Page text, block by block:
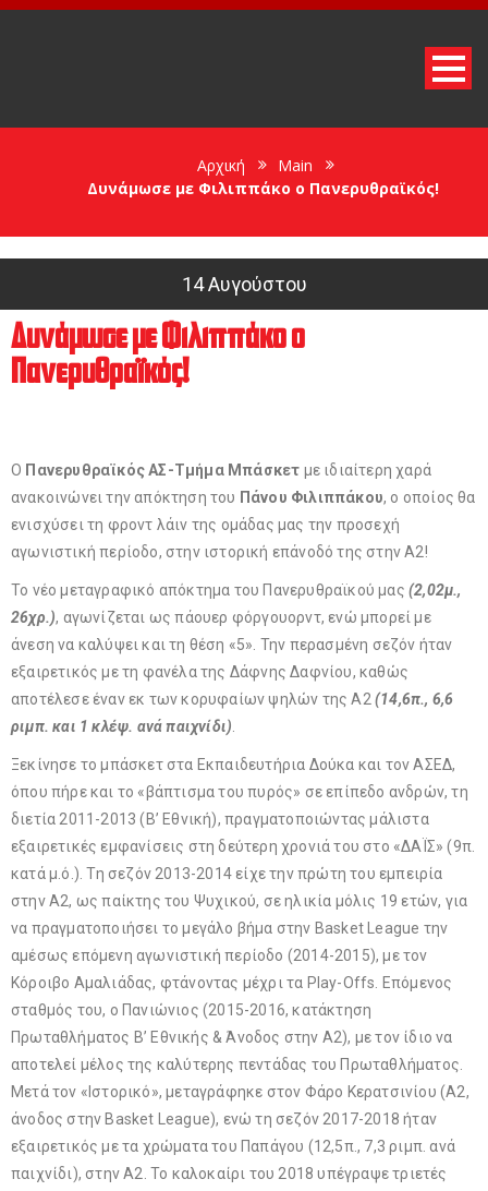
Αρχική
Main
Δυνάμωσε με Φιλιππάκο ο Πανερυθραϊκός!
14 Αυγούστου
Δυνάμωσε με Φιλιππάκο ο
Πανερυθραϊκός!
Ο Πανερυθραϊκός ΑΣ-Τμήμα Μπάσκετ με ιδιαίτερη χαρά
ανακοινώνει την απόκτηση του Πάνου Φιλιππάκου, ο οποίος θα
ενισχύσει τη φροντ λάιν της ομάδας μας την προσεχή
αγωνιστική περίοδο, στην ιστορική επάνοδό της στην Α2!
Το νέο μεταγραφικό απόκτημα του Πανερυθραϊκού μας(2,02μ.,
26χρ.), αγωνίζεται ως πάουερ φόργουορντ, ενώ μπορεί με
άνεση να καλύψει και τη θέση «5». Την περασμένη σεζόν ήταν
εξαιρετικός με τη φανέλα της Δάφνης Δαφνίου, καθώς
αποτέλεσε έναν εκ των κορυφαίων ψηλών της Α2(14,6π., 6,6
ριμπ. και 1 κλέψ. ανά παιχνίδι)
Ξεκίνησε το μπάσκετ στα Εκπαιδευτήρια Δούκα και τον ΑΣΕΔ,
όπου πήρε και το «βάπτισμα του πυρός» σε επίπεδο ανδρών, τη
διετία 2011-2013 (Β’ Εθνική), πραγματοποιώντας μάλιστα
εξαιρετικές εμφανίσεις στη δεύτερη χρονιά του στο «ΔΑΪΣ» (9π.
κατά μ.ό.). Τη σεζόν 2013-2014 είχε την πρώτη του εμπειρία
στην Α2, ως παίκτης του Ψυχικού, σε ηλικία μόλις 19 ετών, για
να πραγματοποιήσει το μεγάλο βήμα στην Basket League την
αμέσως επόμενη αγωνιστική περίοδο (2014-2015), με τον
Κόροιβο Αμαλιάδας, φτάνοντας μέχρι τα Play-Offs. Επόμενος
σταθμός του, ο Πανιώνιος (2015-2016, κατάκτηση
Πρωταθλήματος Β’ Εθνικής & Άνοδος στην Α2), με τον ίδιο να
αποτελεί μέλος της καλύτερης πεντάδας του Πρωταθλήματος.
Μετά τον «Ιστορικό», μεταγράφηκε στον Φάρο Κερατσινίου (Α2,
άνοδος στην Basket League), ενώ τη σεζόν 2017-2018 ήταν
εξαιρετικός με τα χρώματα του Παπάγου (12,5π., 7,3 ριμπ. ανά
παιχνίδι), στην Α2. Το καλοκαίρι του 2018 υπέγραψε τριετές